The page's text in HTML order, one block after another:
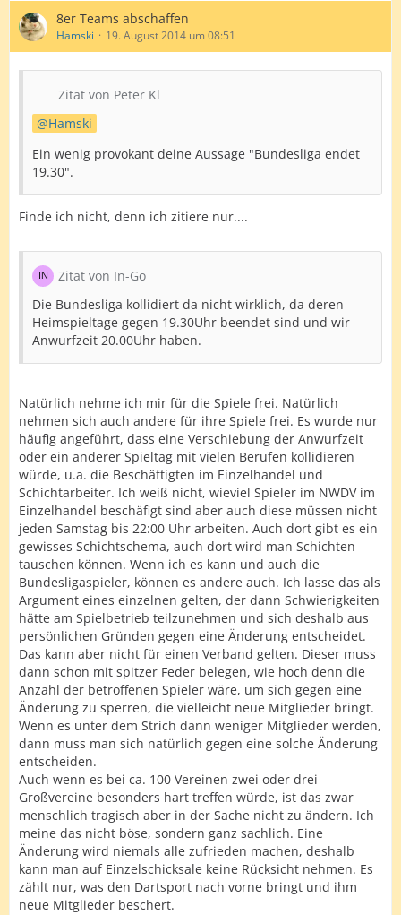
8er Teams abschaffen
Hamski 19. August 2014 um 08:51
Zitat von Peter Kl
Hamski
Ein wenig provokant deine Aussage "Bundesliga endet
19.30".
Finde ich nicht, denn ich zitiere nur....
Zitat von In-Go
Die Bundesliga kollidiert da nicht wirklich, da deren
Heimspieltage gegen 19.30Uhr beendet sind und wir
Anwurfzeit 20.00Uhr haben.
Natürlich nehme ich mir für die Spiele frei. Natürlich
nehmen sich auch andere für ihre Spiele frei. Es wurde nur
häufig angeführt, dass eine Verschiebung der Anwurfzeit
oder ein anderer Spieltag mit vielen Berufen kollidieren
würde, u.a. die Beschäftigten im Einzelhandel und
Schichtarbeiter. Ich weiß nicht, wieviel Spieler im NWDV im
Einzelhandel beschäfigt sind aber auch diese müssen nicht
jeden Samstag bis 22:00 Uhr arbeiten. Auch dort gibt es ein
gewisses Schichtschema, auch dort wird man Schichten
tauschen können. Wenn ich es kann und auch die
Bundesligaspieler, können es andere auch. Ich lasse das als
Argument eines einzelnen gelten, der dann Schwierigkeiten
hätte am Spielbetrieb teilzunehmen und sich deshalb aus
persönlichen Gründen gegen eine Änderung entscheidet.
Das kann aber nicht für einen Verband gelten. Dieser muss
dann schon mit spitzer Feder belegen, wie hoch denn die
Anzahl der betroffenen Spieler wäre, um sich gegen eine
Änderung zu sperren, die vielleicht neue Mitglieder bringt.
Wenn es unter dem Strich dann weniger Mitglieder werden,
dann muss man sich natürlich gegen eine solche Änderung
entscheiden.
Auch wenn es bei ca. 100 Vereinen zwei oder drei
Großvereine besonders hart treffen würde, ist das zwar
menschlich tragisch aber in der Sache nicht zu ändern. Ich
meine das nicht böse, sondern ganz sachlich. Eine
Änderung wird niemals alle zufrieden machen, deshalb
kann man auf Einzelschicksale keine Rücksicht nehmen. Es
zählt nur, was den Dartsport nach vorne bringt und ihm
neue Mitglieder beschert.